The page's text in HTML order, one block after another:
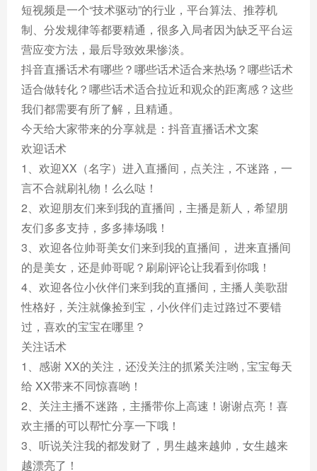
短视频是一个“技术驱动”的行业，平台算法、推荐机
制、分发规律等都要精通，很多入局者因为缺乏平台运
营应变方法，最后导致效果惨淡。
抖音直播话术有哪些？哪些话术适合来热场？哪些话术
适合做转化？哪些话术适合拉近和观众的距离感？这些
我们都需要有所了解，且精通。
今天给大家带来的分享就是：抖音直播话术文案
欢迎话术
1、欢迎XX（名字）进入直播间，点关注，不迷路，一
言不合就刷礼物！么么哒！
2、欢迎朋友们来到我的直播间，主播是新人，希望朋
友们多多支持，多多捧场哦！
3、欢迎各位帅哥美女们来到我的直播间， 进来直播间
的是美女，还是帅哥呢？刷刷评论让我看到你哦！
4、欢迎各位小伙伴们来到我的直播间，主播人美歌甜
性格好，关注就像捡到宝，小伙伴们走过路过不要错
过，喜欢的宝宝在哪里？
关注话术
1、感谢 XX的关注，还没关注的抓紧关注哟 , 宝宝每天
给 XX带来不同惊喜哟！
2、关注主播不迷路，主播带你上高速！谢谢点亮！喜
欢主播的可以帮忙分享一下哦！
3、听说关注我的都发财了，男生越来越帅，女生越来
越漂亮了！